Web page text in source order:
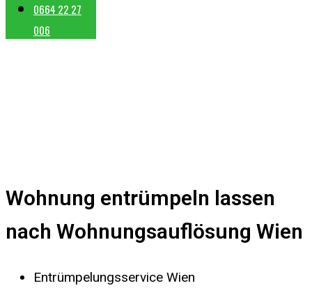
0664 22 27
006
Wohnung entrümpeln lassen
nach Wohnungsauflösung Wien
Entrümpelungsservice Wien